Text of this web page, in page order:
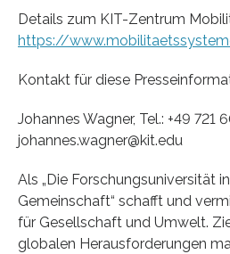
Details zum KIT-Zentrum
https://
Kontakt für diese
Johannes Wagner, Tel.: +49 721
johannes.wagner@kit.edu
Als „Die Forschungsuniversität
Gemeinschaft“ schafft und
für Gesellschaft und Umwelt.
globalen Herausforderungen